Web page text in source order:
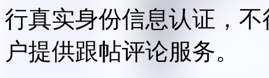
行真实身份信息认证，
户提供跟帖评论服务。